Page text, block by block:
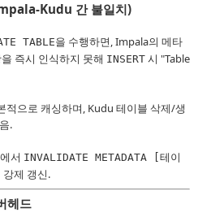
Kudu 간 불일치)
TABLE을 수행하면, Impala의 메타
즉시 인식하지 못해 INSERT 시 "Table
적으로 캐싱하며, Kudu 테이블 삭제/생
.
서 INVALIDATE METADATA [테이
제 갱신.
헤드